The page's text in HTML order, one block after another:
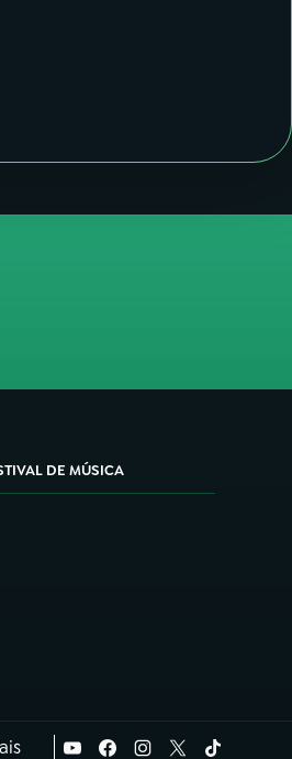
DE MÚSICA